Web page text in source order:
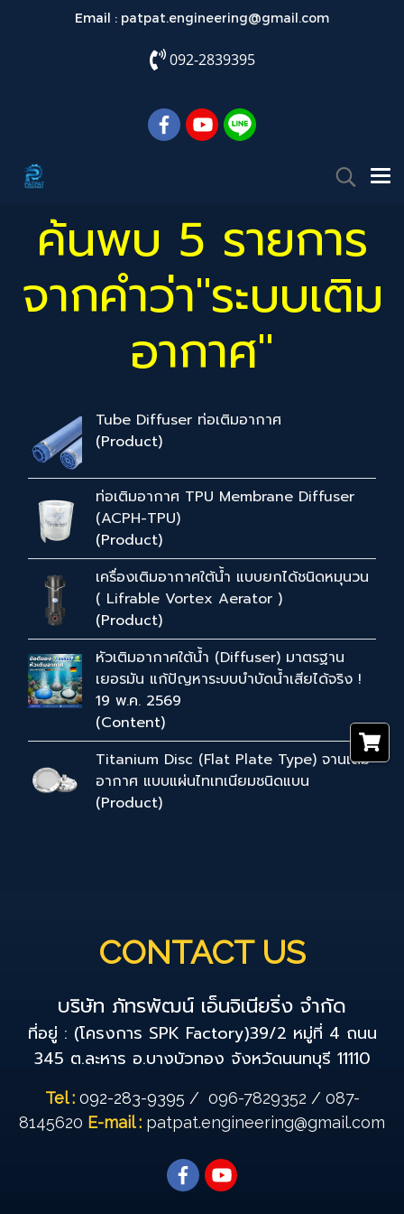
Email : patpat.engineering@gmail.com
092-2839395
ค้นพบ 5 รายการ
จากคำว่า"ระบบเติม
อากาศ"
Tube Diffuser ท่อเติมอากาศ
(Product)
ท่อเติมอากาศ TPU Membrane Diffuser
(ACPH-TPU)
(Product)
เครื่องเติมอากาศใต้น้ำ แบบยกได้ชนิดหมุนวน
( Lifrable Vortex Aerator )
(Product)
หัวเติมอากาศใต้น้ำ (Diffuser) มาตรฐาน
เยอรมัน แก้ปัญหาระบบบำบัดน้ำเสียได้จริง !
19 พ.ค. 2569
(Content)
Titanium Disc (Flat Plate Type) จานเติม
อากาศ แบบแผ่นไทเทเนียมชนิดแบน
(Product)
CONTACT US
บริษัท ภัทรพัฒน์ เอ็นจิเนียริ่ง จำกัด
ที่อยู่ : (โครงการ SPK Factory)39/2 หมู่ที่ 4 ถนน
345 ต.ละหาร อ.บางบัวทอง จังหวัดนนทบุรี 11110
Tel : 092-283-9395 / 096-7829352 / 087-
8145620 E-mail : patpat.engineering@gmail.com